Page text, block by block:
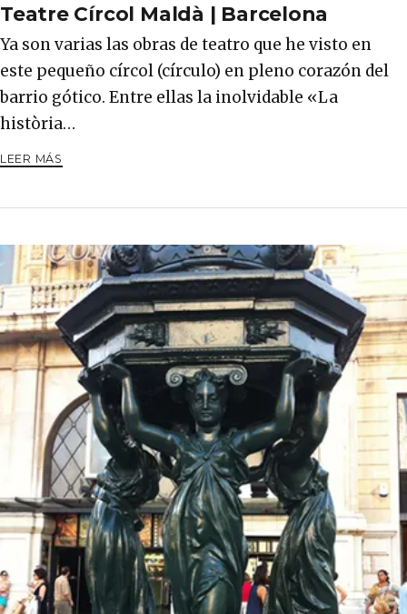
Teatre Círcol Maldà | Barcelona
Ya son varias las obras de teatro que he visto en
este pequeño círcol (círculo) en pleno corazón del
barrio gótico. Entre ellas la inolvidable «La
història…
LEER MÁS